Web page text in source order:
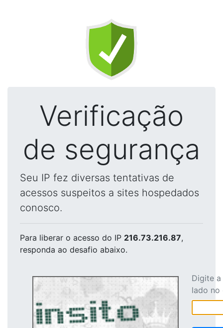
Verificação
de segurança
Seu IP fez diversas tentativas de
acessos suspeitos a sites hospedados
conosco.
Para liberar o acesso do IP 216.73.216.87,
responda ao desafio abaixo.
Digite
lado no